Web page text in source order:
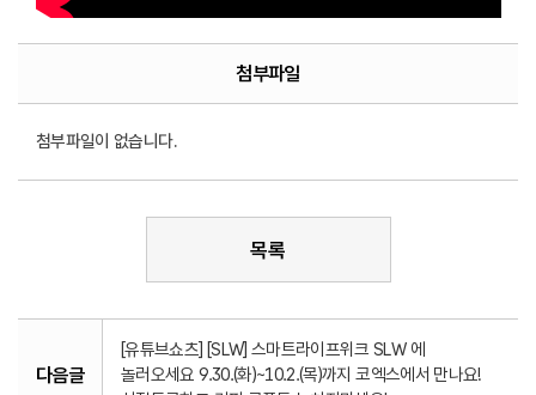
첨부파일
첨부파일이 없습니다.
목록
다음글
[유튜브쇼츠] [SLW] 스마트라이프위크 SLW 에
놀러오세요 9.30.(화)~10.2.(목)까지 코엑스에서 만나요!